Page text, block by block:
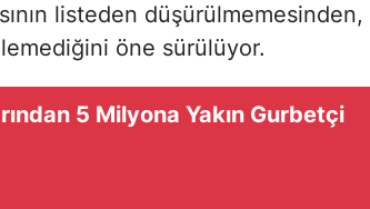
listeden düşürülmemesinden,
öne sürülüyor.
5 Milyona Yakın Gurbetçi